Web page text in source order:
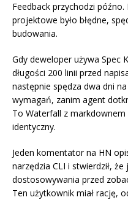
Feedback przychodzi późno.
projektowe było błędne,
budowania.
Gdy deweloper używa Spec
długości 200 linii przed
następnie spędza dwa dni
wymagań, zanim agent
To Waterfall z
identyczny.
Jeden komentator na HN
narzędzia CLI i stwierdził,
dostosowywania przed
Ten użytkownik miał rację,